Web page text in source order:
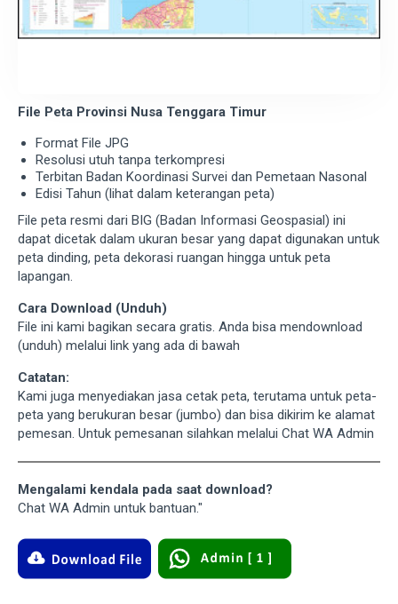
File Peta Provinsi Nusa Tenggara Timur
Format File JPG
Resolusi utuh tanpa terkompresi
Terbitan Badan Koordinasi Survei dan Pemetaan Nasonal
Edisi Tahun (lihat dalam keterangan peta)
File peta resmi dari BIG (Badan Informasi Geospasial) ini
dapat dicetak dalam ukuran besar yang dapat digunakan untuk
peta dinding, peta dekorasi ruangan hingga untuk peta
lapangan.
Cara Download (Unduh)
File ini kami bagikan secara gratis. Anda bisa mendownload
(unduh) melalui link yang ada di bawah
Catatan:
Kami juga menyediakan jasa cetak peta, terutama untuk peta-
peta yang berukuran besar (jumbo) dan bisa dikirim ke alamat
pemesan. Untuk pemesanan silahkan melalui Chat WA Admin
Mengalami kendala pada saat download?
Chat WA Admin untuk bantuan."